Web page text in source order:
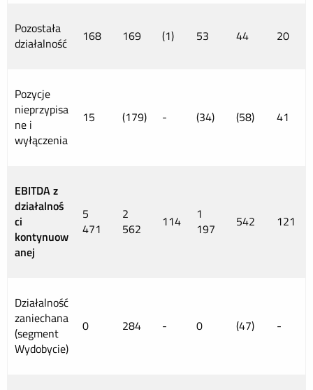
Pozostała
działalność
168 169 (1) 53 44 20
Pozycje
nieprzypisa
ne i
wyłączenia
15 (179) - (34) (58) 41
EBITDA z
działalnoś
ci
kontynuow
anej
5
471
2
562
114
1
197
542 121
Działalność
zaniechana
(segment
Wydobycie)
0 284 - 0 (47) -